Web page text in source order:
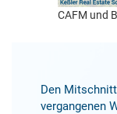
CAFM und
Den
vergangenen